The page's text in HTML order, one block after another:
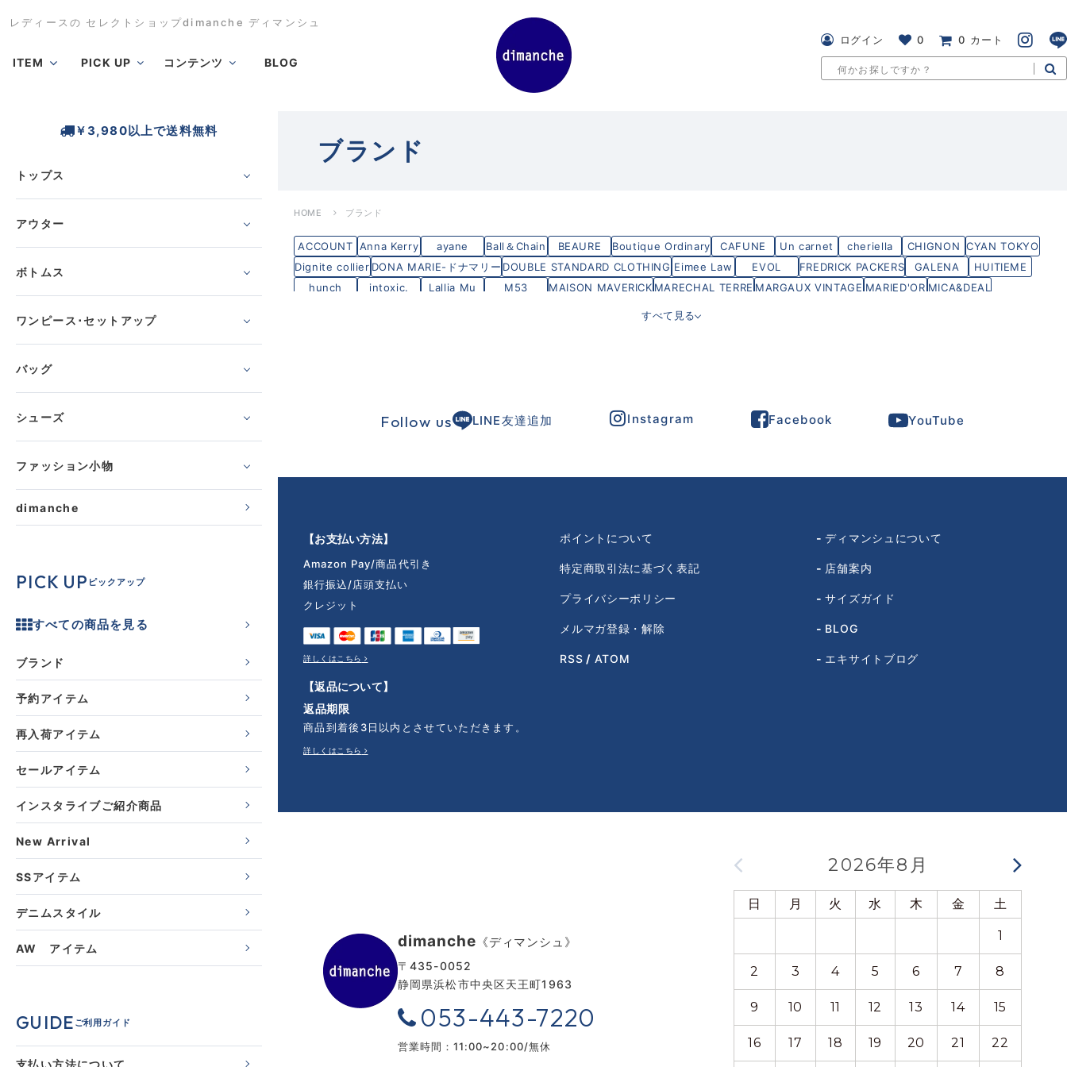
レディースの セレクトショップdimanche ディマンシュ
ITEM PICK UP コンテンツ BLOG
ログイン 0 0 カート
￥3,980以上で送料無料
トップス
アウター
ボトムス
ワンピース･セットアップ
バッグ
シューズ
ファッション小物
dimanche
PICK UP ピックアップ
すべての商品を見る
ブランド
予約アイテム
再入荷アイテム
セールアイテム
インスタライブご紹介商品
New Arrival
SSアイテム
デニムスタイル
AW アイテム
GUIDE ご利用ガイド
支払い方法について
ブランド
HOME ブランド
ACCOUNT Anna Kerry ayane Ball＆Chain BEAURE Boutique Ordinary CAFUNE Un carnet cheriella CHIGNON CYAN TOKYO
Dignite collier DONA MARIE-ドナマリー DOUBLE STANDARD CLOTHING Eimee Law EVOL FREDRICK PACKERS GALENA
HUITIEME
hunch
intoxic. Lallia Mu M53 MAISON MAVERICK MARECHAL TERRE MARGAUX VINTAGE MARIED'OR MICA&DEAL
THEATRE PRODUCTS
すべて見る
Follow us LINE友達追加 Instagram Facebook YouTube
【お支払い方法】
Amazon Pay 商品代引き
銀行振込
店頭支払い
クレジット
詳しくはこちら
【返品について】
返品期限
商品到着後3日以内とさせていただきます。
詳しくはこちら
ポイントについて
特定商取引法に基づく表記
プライバシーポリシー
メルマガ登録・解除
RSS / ATOM
ディマンシュについて
店舗案内
サイズガイド
BLOG
エキサイトブログ
dimanche 《ディマンシュ》
〒435-0052
静岡県浜松市中央区天王町1963
053-443-7220
営業時間：11:00~20:00/無休
2026年8月
日 月 火 水 木 金 土
1
2 3 4 5 6 7 8
9 10 11 12 13 14 15
16 17 18 19 20 21 22